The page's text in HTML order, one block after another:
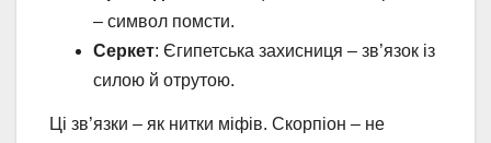
– символ помсти.
Серкет: Єгипетська захисниця – зв’язок із
силою й отрутою.
Ці зв’язки – як нитки міфів. Скорпіон – не